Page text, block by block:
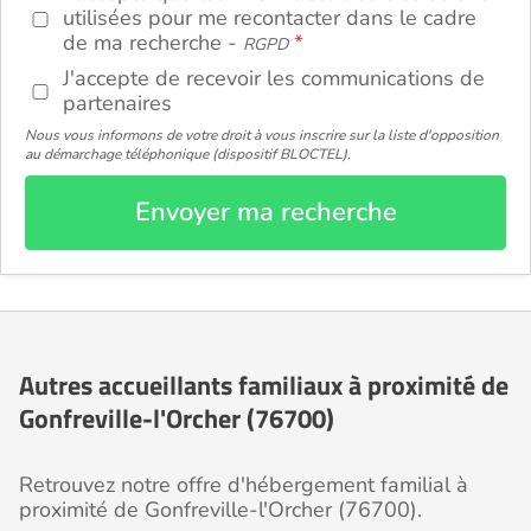
utilisées pour me recontacter dans le cadre
de ma recherche - RGPD
J'accepte de recevoir les communications de
partenaires
Nous vous informons de votre droit à vous inscrire sur la liste d'opposition
au démarchage téléphonique (dispositif BLOCTEL).
Envoyer ma recherche
Autres accueillants familiaux à proximité de
Gonfreville-l'Orcher (76700)
Retrouvez notre offre d'hébergement familial à
proximité de Gonfreville-l'Orcher (76700).